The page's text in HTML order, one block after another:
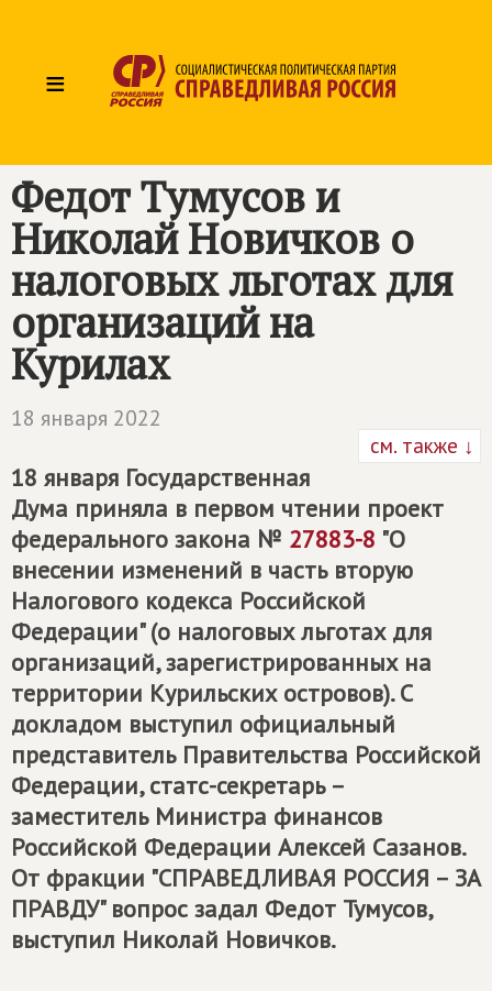
≡
Федот Тумусов и
Николай Новичков о
налоговых льготах для
организаций на
Курилах
18 января 2022
см. также ↓
18 января Государственная
Дума приняла в первом чтении проект
федерального закона № 27883-8 "О
внесении изменений в часть вторую
Налогового кодекса Российской
Федерации" (о налоговых льготах для
организаций, зарегистрированных на
территории Курильских островов). С
докладом выступил официальный
представитель Правительства Российской
Федерации, статс-секретарь –
заместитель Министра финансов
Российской Федерации Алексей Сазанов.
От фракции "СПРАВЕДЛИВАЯ РОССИЯ – ЗА
ПРАВДУ" вопрос задал Федот Тумусов,
выступил Николай Новичков.